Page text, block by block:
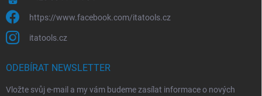
https://www.facebook.com/itatools.cz
itatools.cz
ODEBÍRAT NEWSLETTER
Vložte svůj e-mail a my vám budeme zasílat informace o nových